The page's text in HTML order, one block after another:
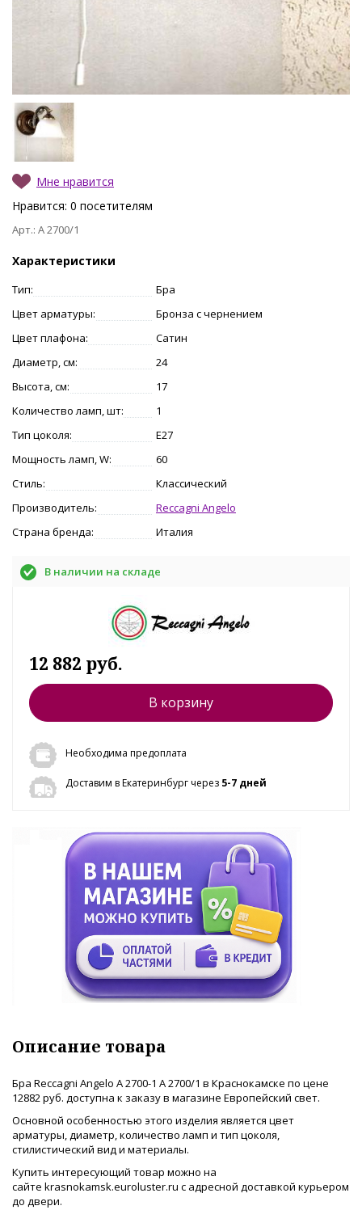
Мне нравится
Нравится: 0 посетителям
Арт.: A 2700/1
Характеристики
Тип:
Бра
Цвет арматуры:
Бронза с чернением
Цвет плафона:
Сатин
Диаметр, см:
24
Высота, см:
17
Количество ламп, шт:
1
Тип цоколя:
E27
Мощность ламп, W:
60
Стиль:
Классический
Производитель:
Reccagni Angelo
Страна бренда:
Италия
В наличии на складе
12 882 руб.
В корзину
Необходима предоплата
Доставим в Екатеринбург через 5-7 дней
Описание товара
Бра Reccagni Angelo A 2700-1 A 2700/1 в Краснокамске по цене
12882 руб. доступна к заказу в магазине Европейский свет.
Основной особенностью этого изделия является цвет
арматуры, диаметр, количество ламп и тип цоколя,
стилистический вид и материалы.
Купить интересующий товар можно на
сайте krasnokamsk.euroluster.ru с адресной доставкой курьером
до двери.